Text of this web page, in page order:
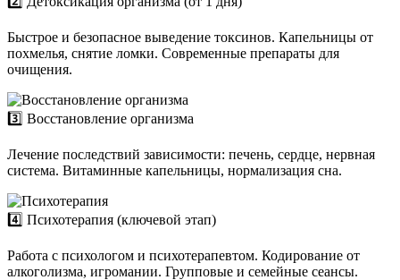
Быстрое и безопасное выведение токсинов. Капельницы от
похмелья, снятие ломки. Современные препараты для
очищения.
3️⃣ Восстановление организма
Лечение последствий зависимости: печень, сердце, нервная
система. Витаминные капельницы, нормализация сна.
4️⃣ Психотерапия (ключевой этап)
Работа с психологом и психотерапевтом. Кодирование от
алкоголизма, игромании. Групповые и семейные сеансы.